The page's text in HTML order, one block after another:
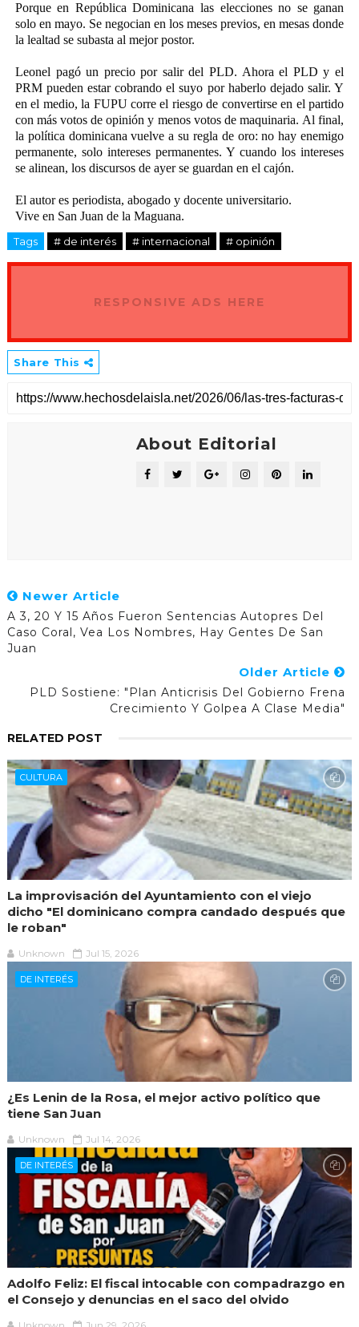
Porque en República Dominicana las elecciones no se ganan
solo en mayo. Se negocian en los meses previos, en mesas donde
la lealtad se subasta al mejor postor.
Leonel pagó un precio por salir del PLD. Ahora el PLD y el
PRM pueden estar cobrando el suyo por haberlo dejado salir. Y
en el medio, la FUPU corre el riesgo de convertirse en el partido
con más votos de opinión y menos votos de maquinaria. Al final,
la política dominicana vuelve a su regla de oro: no hay enemigo
permanente, solo intereses permanentes. Y cuando los intereses
se alinean, los discursos de ayer se guardan en el cajón.
El autor es periodista, abogado y docente universitario.
Vive en San Juan de la Maguana.
Tags # de interés # internacional # opinión
RESPONSIVE ADS HERE
Share This
About Editorial
Newer Article
A 3, 20 Y 15 Años Fueron Sentencias Autopres Del
Caso Coral, Vea Los Nombres, Hay Gentes De San
Juan
Older Article
PLD Sostiene: "Plan Anticrisis Del Gobierno Frena
Crecimiento Y Golpea A Clase Media"
RELATED POST
CULTURA
La improvisación del Ayuntamiento con el viejo
dicho "El dominicano compra candado después que
le roban"
Unknown Jul 15, 2026
DE INTERÉS
¿Es Lenin de la Rosa, el mejor activo político que
tiene San Juan
Unknown Jul 14, 2026
DE INTERÉS
Adolfo Feliz: El fiscal intocable con compadrazgo en
el Consejo y denuncias en el saco del olvido